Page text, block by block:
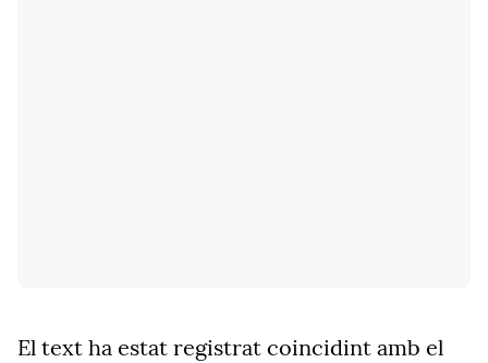
El text ha estat registrat coincidint amb el